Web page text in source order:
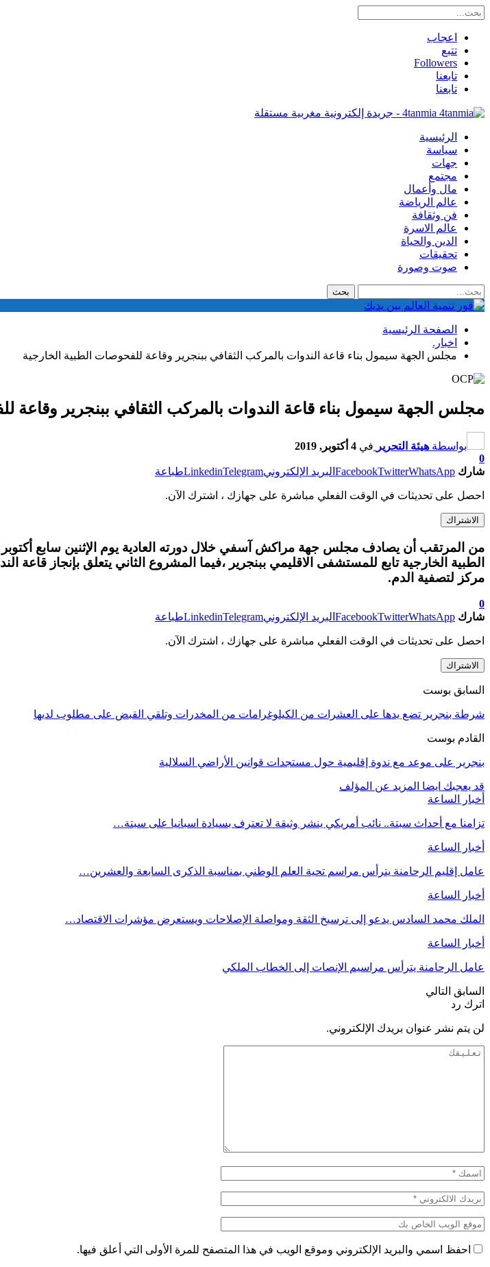
اعجاب
تتبع
Followers
تابعنا
تابعنا
4tanmia - جريدة إلكترونية مغربية مستقلة
الرئيسية
سياسة
جهات
مجتمع
مال وأعمال
عالم الرياضة
فن وثقافة
عالم الاسرة
الدين والحياة
تحقيقات
صوت وصورة
الصفحة الرئيسية
اخبار.
مجلس الجهة سيمول بناء قاعة الندوات بالمركب الثقافي ببنجرير وقاعة للفحوصات الطبية الخارجية
مجلس الجهة سيمول بناء قاعة الندوات بالمركب الثقافي ببنجرير وقاعة
بواسطة هيئة التحرير في 4 أكتوبر, 2019
0
شارك
FacebookTwitterWhatsApp البريد الإلكتروني LinkedinTelegram طباعة
احصل على تحديثات في الوقت الفعلي مباشرة على جهازك ، اشترك الآن.
الاشتراك
من المرتقب أن يصادف مجلس جهة مراكش آسفي خلال دورته العادية يوم الإثنين سابع
الطبية الخارجية تابع للمستشفى الاقليمي ببنجرير ،فيما المشروع الثاني يتعلق بإنجاز قاعة
مركز لتصفية الدم.
0
شارك
FacebookTwitterWhatsApp البريد الإلكتروني LinkedinTelegram طباعة
احصل على تحديثات في الوقت الفعلي مباشرة على جهازك ، اشترك الآن.
الاشتراك
السابق بوست
شرطة بنجرير تضع يدها على العشرات من الكيلوغرامات من المخدرات وتلقي القبض على مطلوب لديها
القادم بوست
بنجرير على موعد مع ندوة إقليمية حول مستجدات قوانين الأراضي السلالية
قد يعجبك ايضا المزيد عن المؤلف
أخبار الساعة
تزامنا مع أحداث سبتة.. نائب أمريكي ينشر وثيقة لا تعترف بسيادة اسبانيا على سبتة…
أخبار الساعة
عامل إقليم الرحامنة يترأس مراسم تحية العلم الوطني بمناسبة الذكرى السابعة والعشرين…
أخبار الساعة
الملك محمد السادس يدعو إلى ترسيخ الثقة ومواصلة الإصلاحات ويستعرض مؤشرات الاقتصاد…
أخبار الساعة
عامل الرحامنة يترأس مراسيم الإنصات إلى الخطاب الملكي
السابق التالي
اترك رد
لن يتم نشر عنوان بريدك الإلكتروني.
احفظ اسمي والبريد الإلكتروني وموقع الويب في هذا المتصفح للمرة الأولى التي أعلق فيها.